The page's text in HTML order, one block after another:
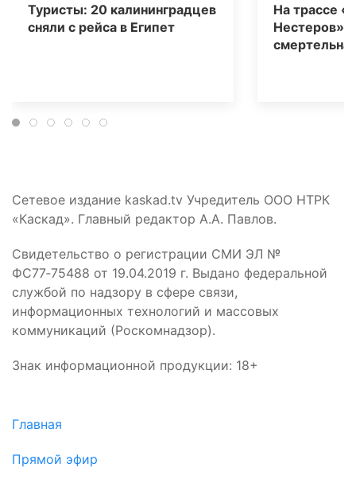
Туристы: 20 калининградцев
сняли с рейса в Египет
На трассе
Нестеров»
Сетевое издание kaskad.tv Учредитель ООО НТРК
«Каскад». Главный редактор А.А. Павлов.
Свидетельство о регистрации СМИ ЭЛ №
ФС77‑75488 от 19.04.2019 г. Выдано федеральной
службой по надзору в сфере связи,
информационных технологий и массовых
коммуникаций (Роскомнадзор).
Знак информационной продукции: 18+
Главная
Прямой эфир